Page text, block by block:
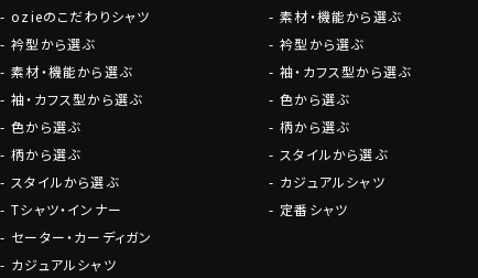
ozieのこだわりシャツ
衿型から選ぶ
素材・機能から選ぶ
袖・カフス型から選ぶ
色から選ぶ
柄から選ぶ
スタイルから選ぶ
Tシャツ・インナー
セーター・カーディガン
カジュアルシャツ
素材・機能から選ぶ
衿型から選ぶ
袖・カフス型から選ぶ
色から選ぶ
柄から選ぶ
スタイルから選ぶ
カジュアルシャツ
定番シャツ